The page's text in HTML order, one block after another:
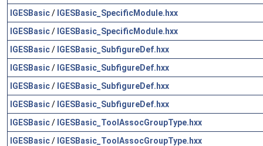
IGESBasic/ IGESBasic_SpecificModule.hxx
IGESBasic/ IGESBasic_SpecificModule.hxx
IGESBasic/ IGESBasic_SubfigureDef.hxx
IGESBasic/ IGESBasic_SubfigureDef.hxx
IGESBasic/ IGESBasic_SubfigureDef.hxx
IGESBasic/ IGESBasic_SubfigureDef.hxx
IGESBasic/ IGESBasic_ToolAssocGroupType.hxx
IGESBasic/ IGESBasic_ToolAssocGroupType.hxx